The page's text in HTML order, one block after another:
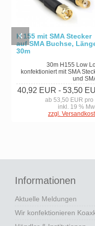
H 155 mit SMA Stecker
auf SMA Buchse,
30m
30m H155 Low
konfektioniert mit SMA
und
40,92 EUR - 53,50
ab 53,50 EUR pro
inkl. 19 %
zzgl.
Informationen
Aktuelle Meldungen
Wir konfektionieren